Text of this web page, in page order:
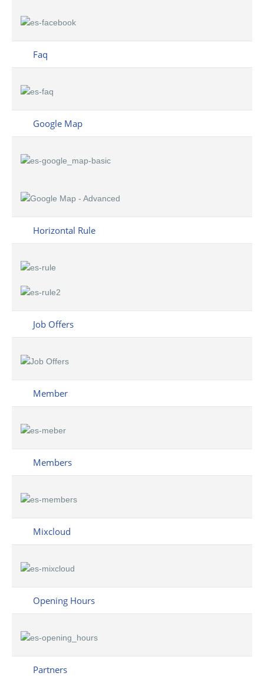
Faq
Google Map
Horizontal Rule
Job Offers
Member
Members
Mixcloud
Opening Hours
Partners